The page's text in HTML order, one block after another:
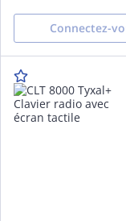
Connectez-